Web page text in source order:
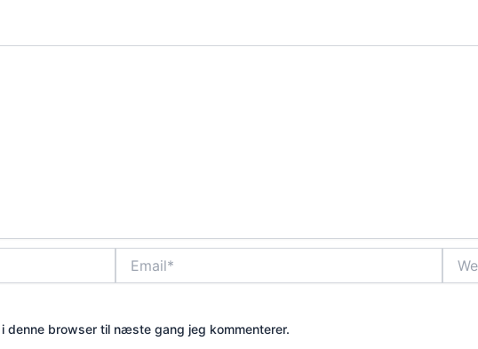
denne browser til næste gang jeg kommenterer.